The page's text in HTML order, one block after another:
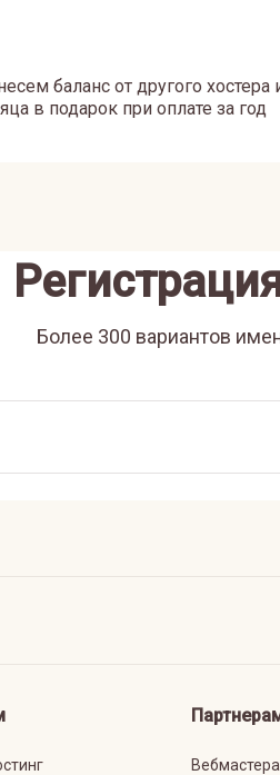
баланс от другого
в подарок при оплате за год
Более 300 вариантов